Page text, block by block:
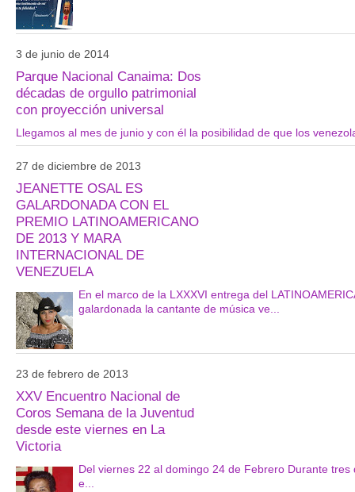
3 de junio de 2014
Parque Nacional Canaima: Dos
décadas de orgullo patrimonial
con proyección universal
Llegamos al mes de junio y con él la posibilidad de que los
27 de diciembre de 2013
JEANETTE OSAL ES
GALARDONADA CON EL
PREMIO LATINOAMERICANO
DE 2013 Y MARA
INTERNACIONAL DE
VENEZUELA
En el marco de la LXXXVI entrega del
galardonada la cantante de música ve...
23 de febrero de 2013
XXV Encuentro Nacional de
Coros Semana de la Juventud
desde este viernes en La
Victoria
Del viernes 22 al domingo 24 de Febrero Durante
e...